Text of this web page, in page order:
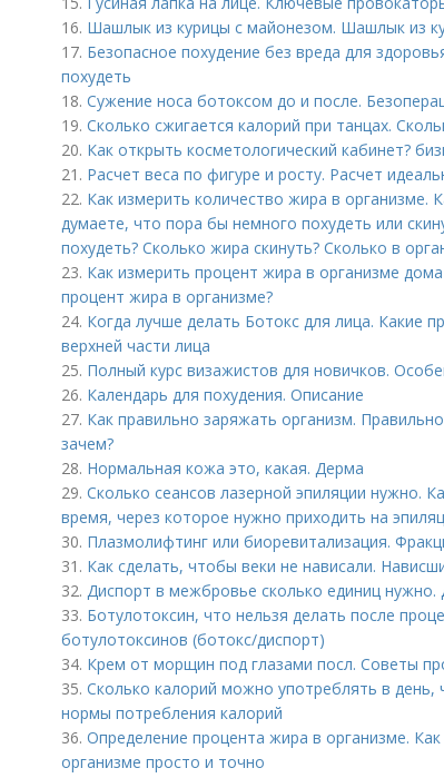
16. Шашлык из курицы с майонезом. Шашлык из
17. Безопасное похудение без вреда для
похудеть
18. Сужение носа ботоксом до и после.
19. Сколько сжигается калорий при танцах.
20. Как открыть косметологический кабинет?
21. Расчет веса по фигуре и росту. Расчет
22. Как измерить количество жира в организме.
думаете, что пора бы немного похудеть или
похудеть? Сколько жира скинуть? Сколько в
23. Как измерить процент жира в организме
процент жира в организме?
24. Когда лучше делать Ботокс для лица. Какие
верхней части лица
25. Полный курс визажистов для новичков.
26. Календарь для похудения. Описание
27. Как правильно заряжать организм.
зачем?
28. Нормальная кожа это, какая. Дерма
29. Сколько сеансов лазерной эпиляции нужно.
время, через которое нужно приходить на
30. Плазмолифтинг или биоревитализация.
31. Как сделать, чтобы веки не нависали.
32. Диспорт в межбровье сколько единиц нужно.
33. Ботулотоксин, что нельзя делать после
ботулотоксинов (ботокс/диспорт)
34. Крем от морщин под глазами посл. Советы
35. Сколько калорий можно употреблять в день,
нормы потребления калорий
36. Определение процента жира в организме.
организме просто и точно